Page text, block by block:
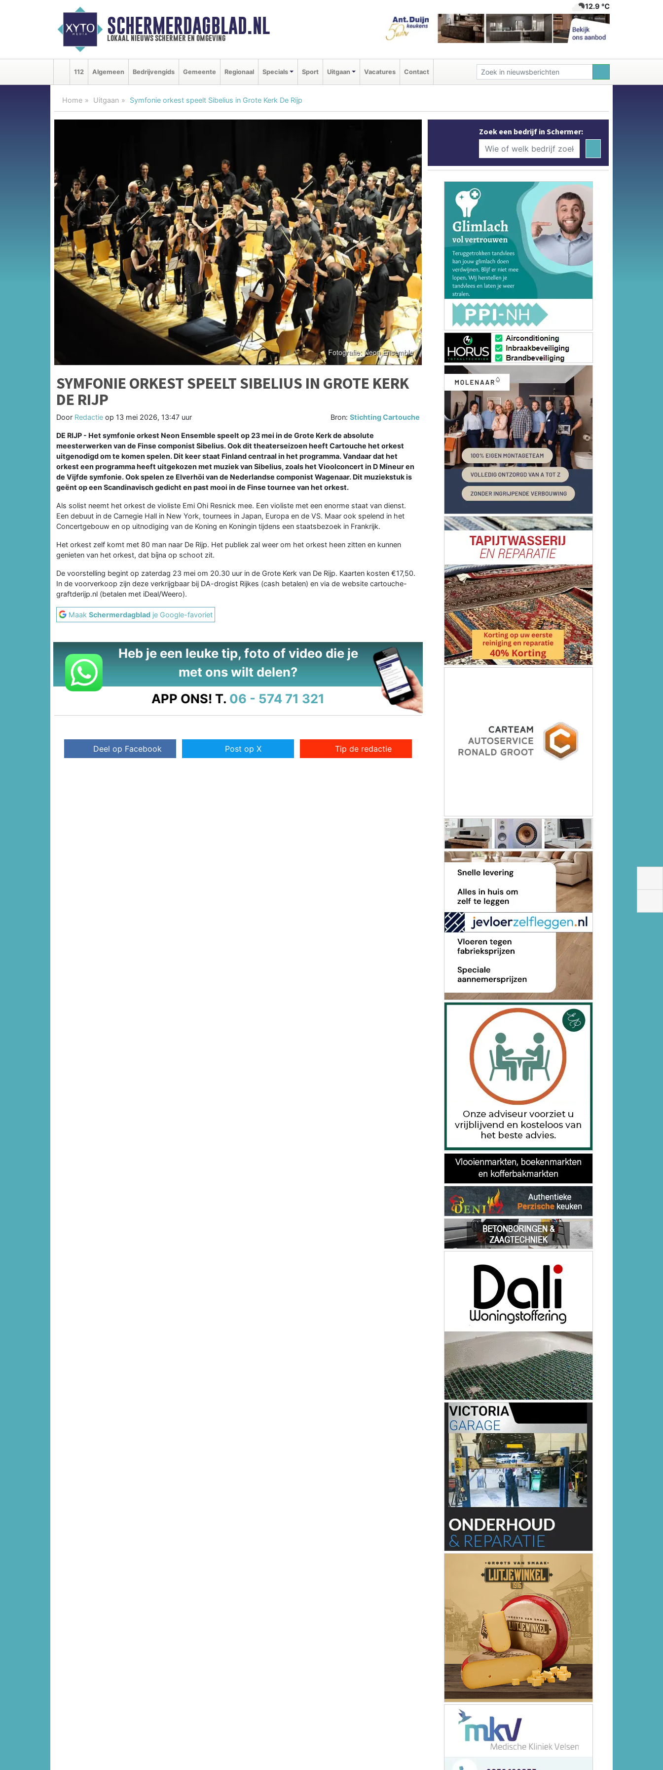
SCHERMERDAGBLAD.NL
lokaal nieuws schermer en omgeving
12.9 ℃
112 Algemeen Bedrijvengids Gemeente Regionaal Specials Sport Uitgaan Vacatures Contact
Home Uitgaan Symfonie orkest speelt Sibelius in Grote Kerk De Rijp
SYMFONIE ORKEST SPEELT SIBELIUS IN GROTE KERK
DE RIJP
Door Redactie op 13 mei 2026, 13:47 uur Bron:Stichting Cartouche
DE RIJP - Het symfonie orkest Neon Ensemble speelt op 23 mei in de Grote Kerk de absolute
meesterwerken van de Finse componist Sibelius. Ook dit theaterseizoen heeft Cartouche het orkest
uitgenodigd om te komen spelen. Dit keer staat Finland centraal in het programma. Vandaar dat het
orkest een programma heeft uitgekozen met muziek van Sibelius, zoals het Vioolconcert in D Mineur en
de Vijfde symfonie. Ook spelen ze Elverhöi van de Nederlandse componist Wagenaar. Dit muziekstuk is
geënt op een Scandinavisch gedicht en past mooi in de Finse tournee van het orkest.
Als solist neemt het orkest de violiste Emi Ohi Resnick mee. Een violiste met een enorme staat van dienst.
Een debuut in de Carnegie Hall in New York, tournees in Japan, Europa en de VS. Maar ook spelend in het
Concertgebouw en op uitnodiging van de Koning en Koningin tijdens een staatsbezoek in Frankrijk.
Het orkest zelf komt met 80 man naar De Rijp. Het publiek zal weer om het orkest heen zitten en kunnen
genieten van het orkest, dat bíjna op schoot zit.
De voorstelling begint op zaterdag 23 mei om 20.30 uur in de Grote Kerk van De Rijp. Kaarten kosten €17,50.
In de voorverkoop zijn deze verkrijgbaar bij DA-drogist Rijkes (cash betalen) en via de website cartouche-
graftderijp.nl (betalen met iDeal/Weero).
Maak Schermerdagblad je Google-favoriet
Heb je een leuke tip, foto of video die je
met ons wilt delen?
APP ONS! T. 06 - 574 71 321
Deel op Facebook Post op X Tip de redactie
Zoek een bedrijf in Schermer: